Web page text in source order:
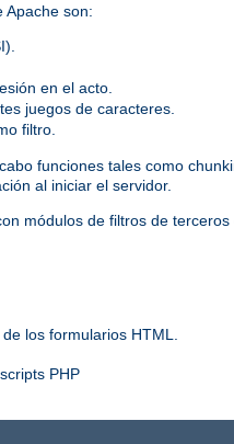
Apache son:
en el acto.
juegos de caracteres.
filtro.
funciones tales como
al iniciar el servidor.
módulos de filtros de
los formularios HTML.
PHP